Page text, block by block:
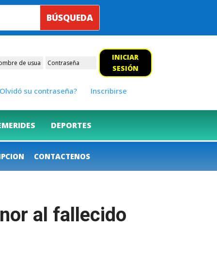
INICIAR
SESIÓN
su contraseña? Inscribirse
DEPORTES
CONTACTENOS
al fallecido